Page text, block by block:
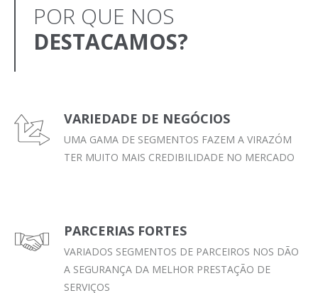
POR QUE NOS
DESTACAMOS?
VARIEDADE DE NEGÓCIOS
UMA GAMA DE SEGMENTOS FAZEM A VIRAZÓM
TER MUITO MAIS CREDIBILIDADE NO MERCADO
PARCERIAS FORTES
VARIADOS SEGMENTOS DE PARCEIROS NOS DÃO
A SEGURANÇA DA MELHOR PRESTAÇÃO DE
SERVIÇOS